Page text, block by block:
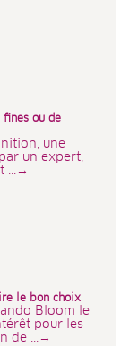
ou de
une
un expert,
...→
le bon choix
Bloom le
pour les
de ...→